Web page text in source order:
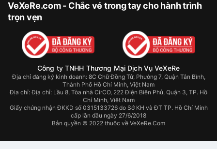
VeXeRe.com - Chắc vé trong tay cho hành trình
trọn vẹn
Công ty TNHH Thương Mại Dịch Vụ VeXeRe
Địa chỉ đăng ký kinh doanh: 8C Chữ Đồng Tử, Phường 7, Quận Tân Bình,
Thành Phố Hồ Chí Minh, Việt Nam
Địa chỉ:Địa chỉ: Lầu 8, Tòa nhà CirCO, 222 Điện Biên Phủ, Quận 3, TP. Hồ
Chí Minh, Việt Nam
Giấy chứng nhận ĐKKD số 0315133726 do Sở KH và ĐT TP. Hồ Chí Minh
cấp lần đầu ngày 27/6/2018
Bản quyền © 2022 thuộc về VeXeRe.Com